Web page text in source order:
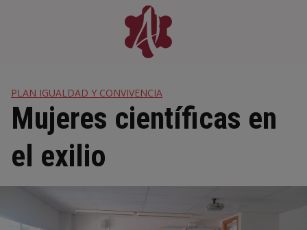
PLAN IGUALDAD Y CONVIVENCIA
Mujeres científicas en
el exilio